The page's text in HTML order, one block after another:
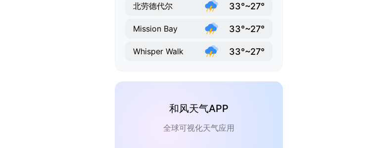
北劳德代尔 33°~27°
Mission Bay 33°~27°
Whisper Walk 33°~27°
和风天气APP
全球可视化天气应用